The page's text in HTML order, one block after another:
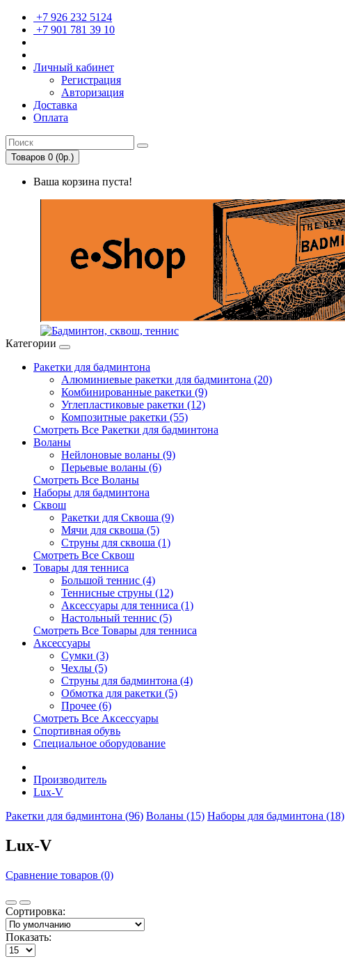
+7 926 232 5124
+7 901 781 39 10
Личный кабинет
Регистрация
Авторизация
Доставка
Оплата
Товаров 0 (0р.)
Ваша корзина пуста!
Категории
Ракетки для бадминтона
Алюминиевые ракетки для бадминтона (20)
Комбинированные ракетки (9)
Углепластиковые ракетки (12)
Композитные ракетки (55)
Смотреть Все Ракетки для бадминтона
Воланы
Нейлоновые воланы (9)
Перьевые воланы (6)
Смотреть Все Воланы
Наборы для бадминтона
Сквош
Ракетки для Сквоша (9)
Мячи для сквоша (5)
Cтруны для сквоша (1)
Смотреть Все Сквош
Товары для тенниса
Большой теннис (4)
Теннисные струны (12)
Аксессуары для тенниса (1)
Настольный теннис (5)
Смотреть Все Товары для тенниса
Аксессуары
Сумки (3)
Чехлы (5)
Струны для бадминтона (4)
Обмотка для ракетки (5)
Прочее (6)
Смотреть Все Аксессуары
Спортивная обувь
Специальное оборудование
Производитель
Lux-V
Ракетки для бадминтона (96) Воланы (15) Наборы для бадминтона (18)
Lux-V
Сравнение товаров (0)
Сортировка:
Показать: